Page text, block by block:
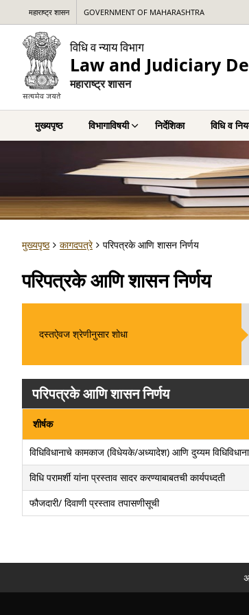
महाराष्ट्र शासन GOVERNMENT OF MAHARASHTRA
विधि व न्याय विभाग
Law and Judiciary
महाराष्ट्र शासन
मुख्यपृष्ठ विभागाविषयी निर्देशिका विधि व
मुख्यपृष्ठ कागदपत्रे परिपत्रके आणि शासन निर्णय
परिपत्रके आणि शासन निर्णय
दस्तऐवज श्रेणीनुसार शोधा
परिपत्रके आणि शासन निर्णय
शीर्षक
विधिविधानाचे कामकाज (विधेयके/अध्यादेश) आणि दुय्यम
विधि परामर्शी यांना प्रस्ताव सादर करण्याबाबतची कार्यपध्दती
फौजदारी/ दिवाणी प्रस्ताव तपासणीसूची